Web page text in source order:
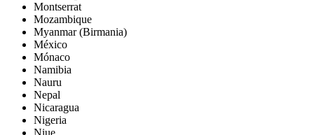
Montserrat
Mozambique
Myanmar (Birmania)
México
Mónaco
Namibia
Nauru
Nepal
Nicaragua
Nigeria
Niue